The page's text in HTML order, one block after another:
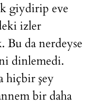
giydirip eve
izler
Bu da nerdeyse
dinlemedi.
hiçbir şey
bir daha